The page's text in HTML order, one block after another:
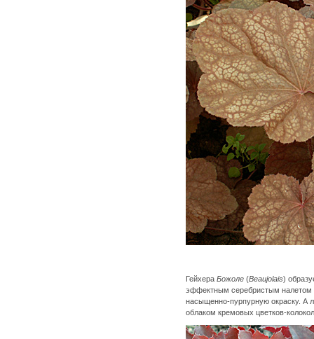
Гейхера Божоле (Beaujolais)
эффектным серебристым налетом
насыщенно-пурпурную окраску. А
облаком кремовых цветков-